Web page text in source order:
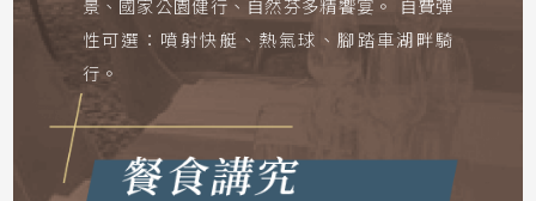
景 、國家公園健行、自然芬多精饗宴。
自費彈
性可選：噴射快艇、熱氣球、腳踏車湖畔騎
行。